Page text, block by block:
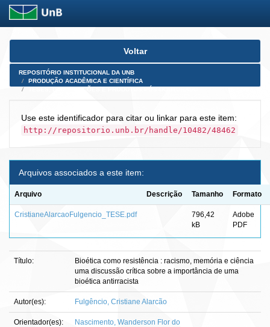
Skip
Voltar
REPOSITÓRIO INSTITUCIONAL DA UNB
PRODUÇÃO ACADÊMICA E CIENTÍFICA
Use este identificador para citar ou linkar para este item:
http://repositorio.unb.br/handle/10482/48462
Arquivos associados a este item:
Arquivo Descrição Tamanho Formato
CristianeAlarcaoFulgencio_TESE.pdf
796,42
kB
Adobe
PDF
Título:
Bioética como resistência : racismo, memória e ciência
uma discussão crítica sobre a importância de uma
bioética antirracista
Autor(es): Fulgêncio, Cristiane Alarcão
Orientador(es): Nascimento, Wanderson Flor do